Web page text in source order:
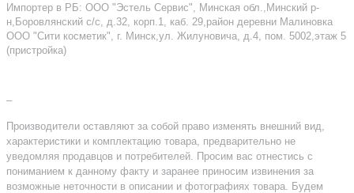
Импортер в РБ: ООО "Эстель Сервис", Минская обл.,Минский р-
н,Боровлянский с/с, д.32, корп.1, каб. 29,район деревни Малиновка
ООО "Сити косметик", г. Минск,ул. Жилуновича, д.4, пом. 5002,этаж 5
(пристройка)
–
Производители оставляют за собой право изменять внешний вид,
характеристики и комплектацию товара, предварительно не
уведомляя продавцов и потребителей. Просим вас отнестись с
пониманием к данному факту и заранее приносим извинения за
возможные неточности в описании и фотографиях товара. Будем